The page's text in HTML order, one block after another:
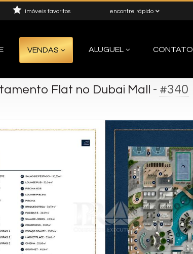
encontre rápido
imóveis favoritos
VENDAS ALUGUEL CONTATO
Flat no Dubai Mall - #340